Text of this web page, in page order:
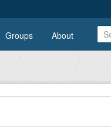
Groups About